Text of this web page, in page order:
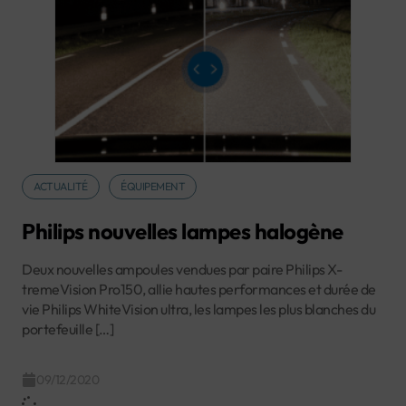
ACTUALITÉ ÉQUIPEMENT
Philips nouvelles lampes halogène
Deux nouvelles ampoules vendues par paire Philips X-
tremeVision Pro150, allie hautes performances et durée de
vie Philips WhiteVision ultra, les lampes les plus blanches du
portefeuille […]